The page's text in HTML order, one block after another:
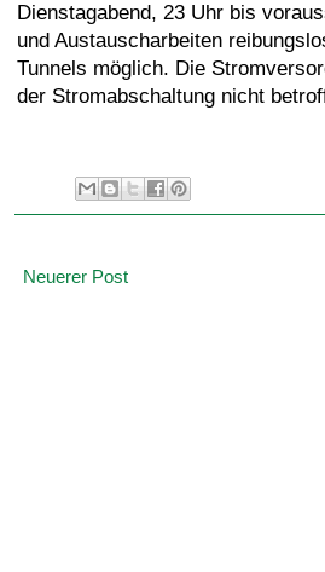
Dienstagabend, 23 Uhr bis
und Austauscharbeiten
Tunnels möglich. Die
der Stromabschaltung nicht
Neuerer Post